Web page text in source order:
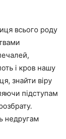
всього роду
і кров нашу
знайти віру
підступам
недругам